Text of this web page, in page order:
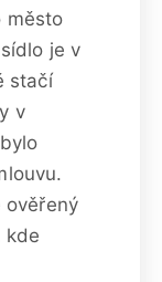
město
je v
stačí
v
ověřený
kde